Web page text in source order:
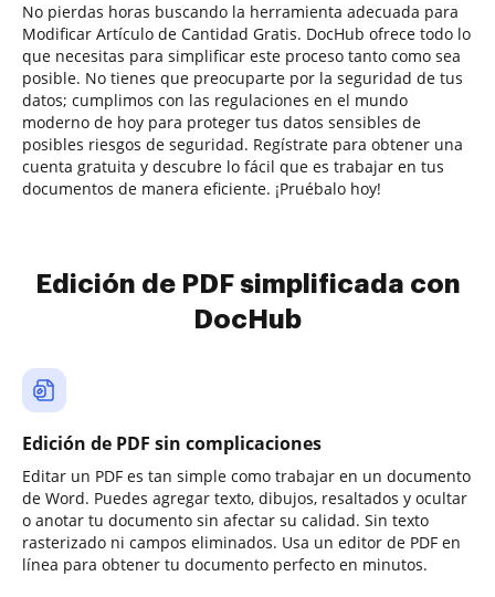
No pierdas horas buscando la herramienta adecuada para
Modificar Artículo de Cantidad Gratis. DocHub ofrece todo lo
que necesitas para simplificar este proceso tanto como sea
posible. No tienes que preocuparte por la seguridad de tus
datos; cumplimos con las regulaciones en el mundo
moderno de hoy para proteger tus datos sensibles de
posibles riesgos de seguridad. Regístrate para obtener una
cuenta gratuita y descubre lo fácil que es trabajar en tus
documentos de manera eficiente. ¡Pruébalo hoy!
Edición de PDF simplificada con
DocHub
Edición de PDF sin complicaciones
Editar un PDF es tan simple como trabajar en un documento
de Word. Puedes agregar texto, dibujos, resaltados y ocultar
o anotar tu documento sin afectar su calidad. Sin texto
rasterizado ni campos eliminados. Usa un editor de PDF en
línea para obtener tu documento perfecto en minutos.